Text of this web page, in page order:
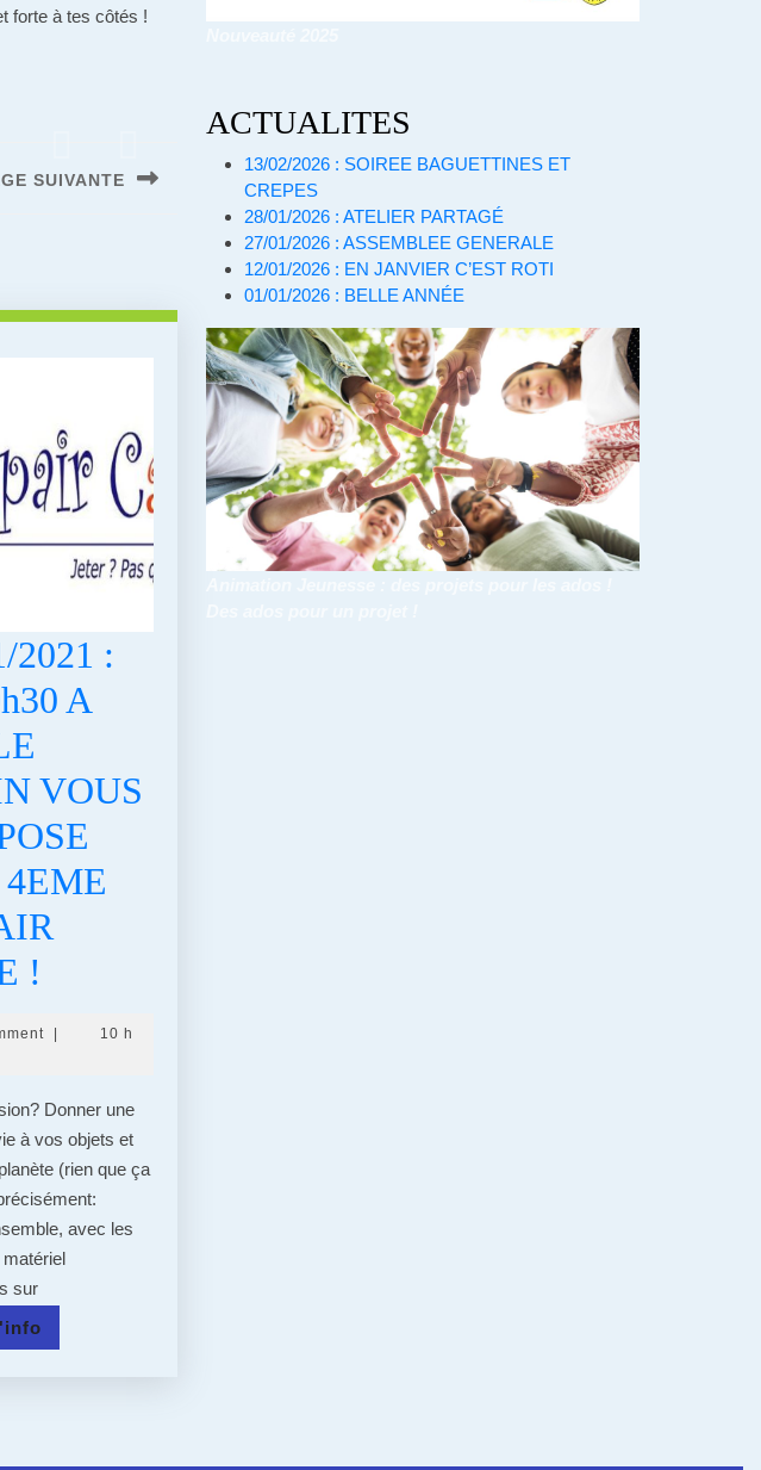
forte à tes côtés !
SUIVANTE
2021 :
A
VOUS
!
9h30
A
12h
LE
10 h
Donner une
à vos objets et
(rien que ça
avec les
sur
d'info
ACTUALITES
13/02/2026 : SOIREE BAGUETTINES ET
CREPES
28/01/2026 : ATELIER PARTAGÉ
27/01/2026 : ASSEMBLEE GENERALE
12/01/2026 : EN JANVIER C’EST ROTI
01/01/2026 : BELLE ANNÉE